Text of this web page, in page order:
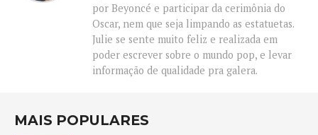
por Beyoncé e participar da cerimônia do
Oscar, nem que seja limpando as estatuetas.
Julie se sente muito feliz e realizada em
poder escrever sobre o mundo pop, e levar
informação de qualidade pra galera.
MAIS POPULARES